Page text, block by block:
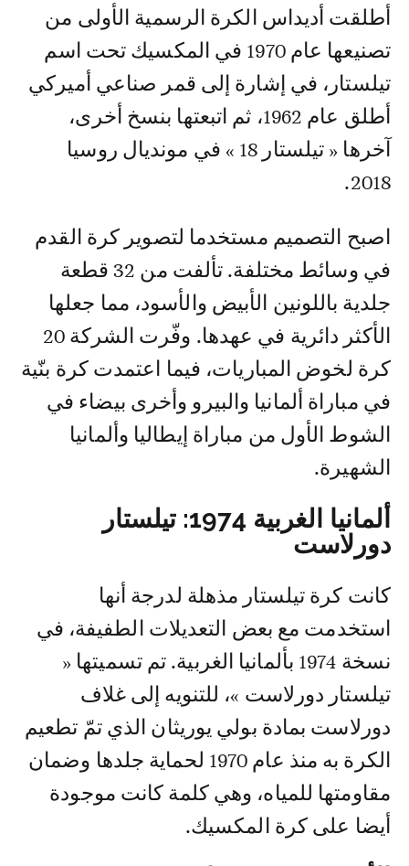
أطلقت أديداس الكرة الرسمية الأولى من
تصنيعها عام 1970 في المكسيك تحت اسم
تيلستار، في إشارة إلى قمر صناعي أميركي
أطلق عام 1962، ثم اتبعتها بنسخ أخرى،
آخرها « تيلستار 18 » في مونديال روسيا
2018.
اصبح التصميم مستخدما لتصوير كرة القدم
في وسائط مختلفة. تألفت من 32 قطعة
جلدية باللونين الأبيض والأسود، مما جعلها
الأكثر دائرية في عهدها. وفّرت الشركة 20
كرة لخوض المباريات، فيما اعتمدت كرة بنّية
في مباراة ألمانيا والبيرو وأخرى بيضاء في
الشوط الأول من مباراة إيطاليا وألمانيا
الشهيرة.
ألمانيا الغربية 1974: تيلستار
دورلاست
كانت كرة تيلستار مذهلة لدرجة أنها
استخدمت مع بعض التعديلات الطفيفة، في
نسخة 1974 بألمانيا الغربية. تم تسميتها «
تيلستار دورلاست »، للتنويه إلى غلاف
دورلاست بمادة بولي يوريثان الذي تمّ تطعيم
الكرة به منذ عام 1970 لحماية جلدها وضمان
مقاومتها للمياه، وهي كلمة كانت موجودة
أيضا على كرة المكسيك.